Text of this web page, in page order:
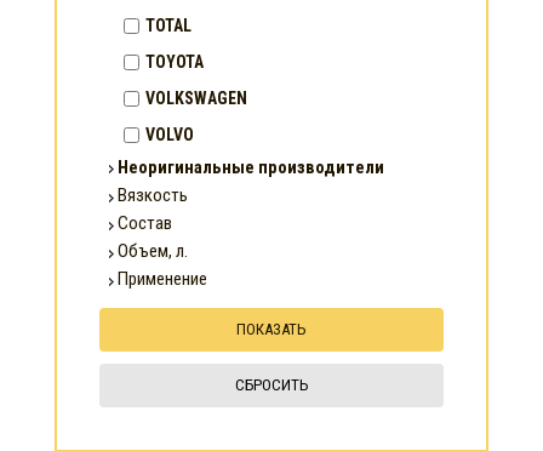
TOTAL
TOYOTA
VOLKSWAGEN
VOLVO
Неоригинальные производители
Вязкость
Состав
Объем, л.
Применение
СБРОСИТЬ